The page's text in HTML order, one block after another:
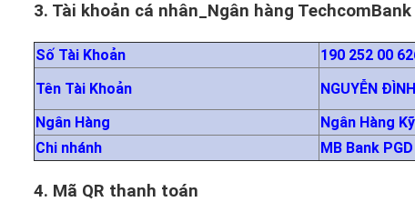
3. Tài khoản cá nhân_Ngân hàng
Số Tài Khoản
190 252 00
Tên Tài Khoản
NGUYỄN
Ngân Hàng
Ngân Hàng
Chi nhánh
MB Bank
4. Mã QR thanh toán